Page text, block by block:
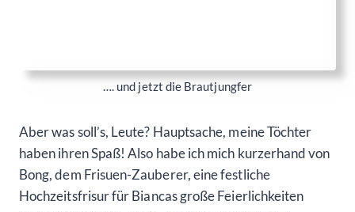
Lasst mich Euch von diesem besonderen
Haarabenteuer erzählen: Die Haare standen zunächst
steckten in meinen Haaren und die Haarspray-Dosen
surrten um meinen Kopf.